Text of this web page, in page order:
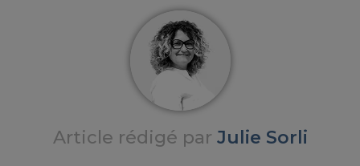
Article rédigé par Julie Sorli